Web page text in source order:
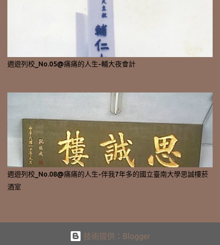
週遊列校_No.05@痛痛的人生-輔大夜會計
週遊列校_No.08@痛痛的人生-伴我7年多的國立臺南大學思誠樓菸
酒室
技術提供：Blogger